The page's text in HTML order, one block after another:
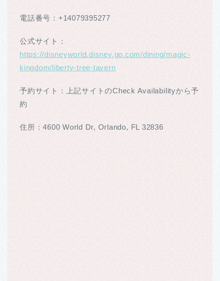
電話番号：+14079395277
公式サイト：
https://disneyworld.disney.go.com/dining/magic-
kingdom/liberty-tree-tavern
予約サイト：上記サイトのCheck Availabilityから予
約
住所：4600 World Dr, Orlando, FL 32836